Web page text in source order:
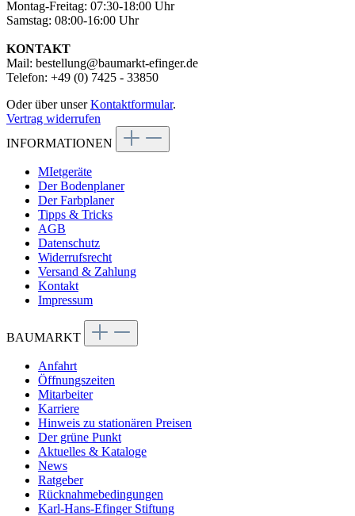
Montag-Freitag: 07:30-18:00 Uhr
Samstag: 08:00-16:00 Uhr
KONTAKT
Mail: bestellung@baumarkt-efinger.de
Telefon: +49 (0) 7425 - 33850
Oder über unserKontaktformular.
Vertrag widerrufen
INFORMATIONEN
MIetgeräte
Der Bodenplaner
Der Farbplaner
Tipps & Tricks
AGB
Datenschutz
Widerrufsrecht
Versand & Zahlung
Kontakt
Impressum
BAUMARKT
Anfahrt
Öffnungszeiten
Mitarbeiter
Karriere
Hinweis zu stationären Preisen
Der grüne Punkt
Aktuelles & Kataloge
News
Ratgeber
Rücknahmebedingungen
Karl-Hans-Efinger Stiftung